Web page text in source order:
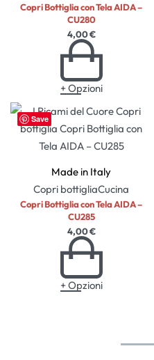
Copri Bottiglia con Tela AIDA –
CU280
4,00€
+ Opzioni
Save
Made in Italy
Copri bottigliaCucina
Copri Bottiglia con Tela AIDA –
CU285
4,00€
+ Opzioni